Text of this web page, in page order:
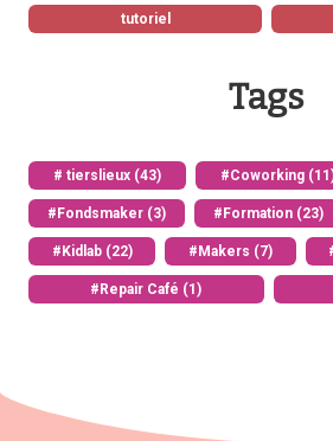
tutoriel
Tags
# tierslieux (43) #Coworking
#Fondsmaker (3) #Formation (23)
#Kidlab (22) #Makers (7)
#Repair Café (1)